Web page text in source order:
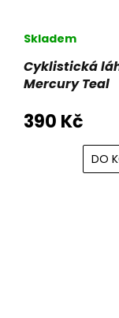
Cyklistická
Mercury Teal
Skladem
390 Kč
DO